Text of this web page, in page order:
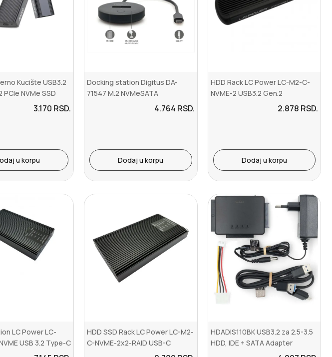
Kucište USB3.2
PCIe NVMe SSD
3.170 RSD.
u korpu
Docking station Digitus DA-
71547 M.2 NVMeSATA
4.764 RSD.
Dodaj u korpu
HDD Rack LC Power LC-M2-C-
NVME-2 USB3.2 Gen.2
2.878 RSD.
Dodaj u korpu
LC Power LC-
USB 3.2 Type-C
HDD SSD Rack LC Power LC-M2-
C-NVME-2x2-RAID USB-C
HDADIS110BK USB3.2 za 2.5-3.5
HDD, IDE + SATA Adapter